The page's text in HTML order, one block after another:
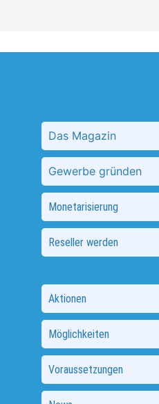
Das Magazin
Gewerbe gründen
Monetarisierung
Reseller werden
Aktionen
Möglichkeiten
Voraussetzungen